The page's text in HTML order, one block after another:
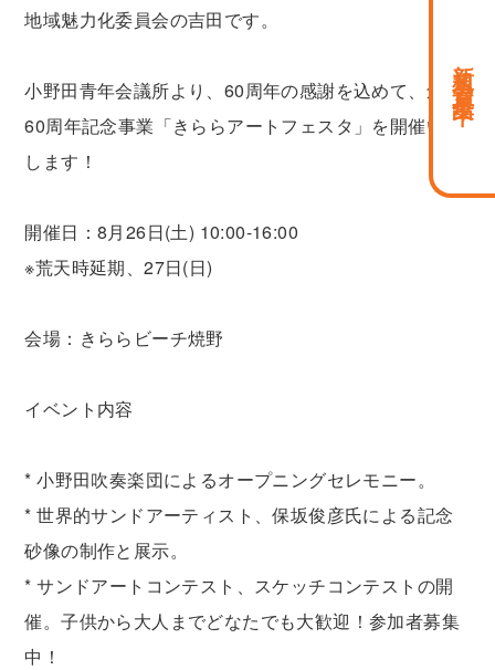
新規会員募集中
地域魅力化委員会の吉田です。
小野田青年会議所より、60周年の感謝を込めて、創立
60周年記念事業「きららアートフェスタ」を開催いた
します！
開催日：8月26日(土) 10:00-16:00
※荒天時延期、27日(日)
会場：きららビーチ焼野
イベント内容
* 小野田吹奏楽団によるオープニングセレモニー。
* 世界的サンドアーティスト、保坂俊彦氏による記念
砂像の制作と展示。
* サンドアートコンテスト、スケッチコンテストの開
催。子供から大人までどなたでも大歓迎！参加者募集
中！